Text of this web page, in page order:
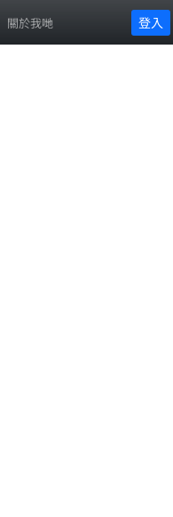
關於我哋 登入